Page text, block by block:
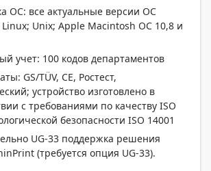
ОС: все актуальные версии ОС
Unix; Apple Macintosh ОС 10,8 и
учет: 100 кодов департаментов
GS/TÜV, CE, Ростест,
устройство изготовлено в
с требованиями по качеству ISO
безопасности ISO 14001
UG-33 поддержка решения
(требуется опция UG-33).